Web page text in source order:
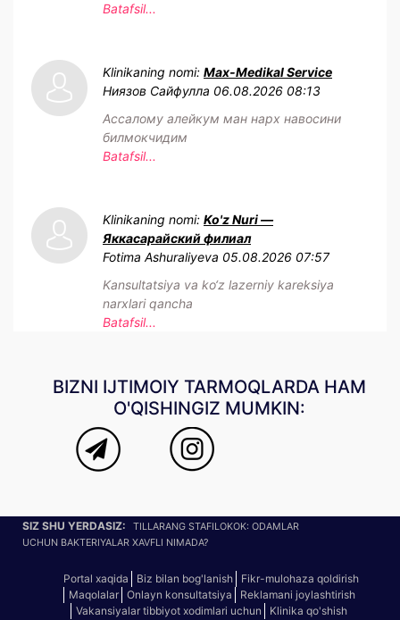
Batafsil...
Klinikaning nomi: Max-Medikal Service
Ниязов Сайфулла 06.08.2026 08:13
Ассалому алейкум ман нарх навосини
билмокчидим
Batafsil...
Klinikaning nomi: Ko'z Nuri —
Яккасарайский филиал
Fotima Ashuraliyeva 05.08.2026 07:57
Kansultatsiya va ko‘z lazerniy kareksiya
narxlari qancha
Batafsil...
BIZNI IJTIMOIY TARMOQLARDA HAM
O'QISHINGIZ MUMKIN:
SIZ SHU YERDASIZ:
TILLARANG STAFILOKOK: ODAMLAR
UCHUN BAKTERIYALAR XAVFLI NIMADA?
Portal xaqida Biz bilan bog'lanish
Fikr-mulohaza qoldirish
Maqolalar
Onlayn konsultatsiya
Reklamani joylashtirish
Vakansiyalar tibbiyot xodimlari uchun
Klinika qo'shish